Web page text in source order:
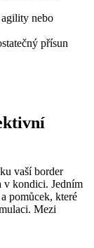
nebo
přísun
vaší border
v kondici. Jedním
pomůcek, které
Mezi